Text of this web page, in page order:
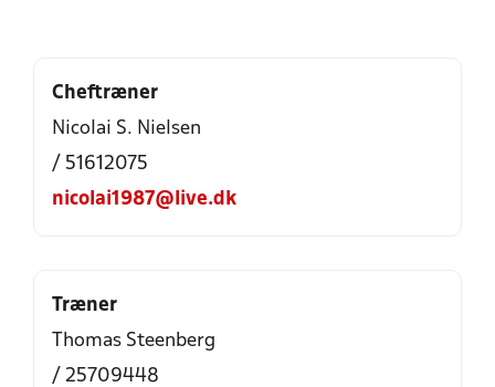
Cheftræner
Nicolai S. Nielsen
/ 51612075
nicolai1987@live.dk
Træner
Thomas Steenberg
/ 25709448